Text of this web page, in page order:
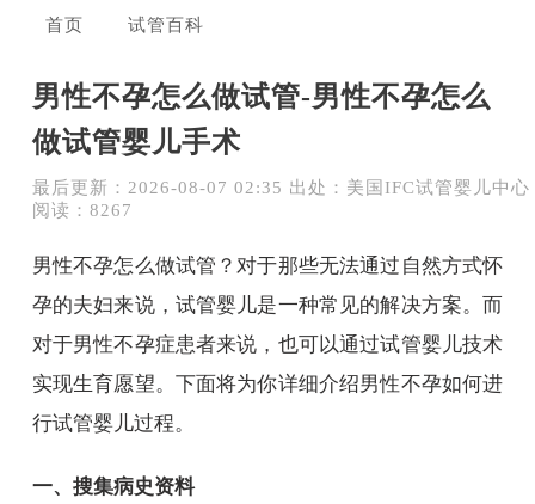
首页 试管百科
男性不孕怎么做试管-男性不孕怎么
做试管婴儿手术
最后更新：2026-08-07 02:35 出处：美国IFC试管婴儿中心
阅读：8267
男性不孕怎么做试管？对于那些无法通过自然方式怀
孕的夫妇来说，试管婴儿是一种常见的解决方案。而
对于男性不孕症患者来说，也可以通过试管婴儿技术
实现生育愿望。下面将为你详细介绍男性不孕如何进
行试管婴儿过程。
一、搜集病史资料